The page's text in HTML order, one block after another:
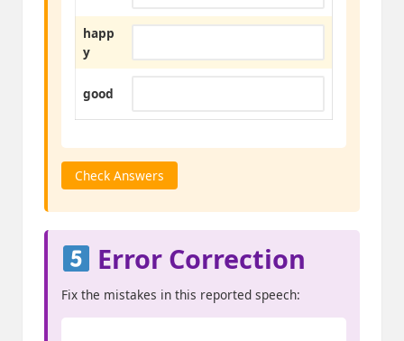
happ
y
good
Check Answers
Error Correction
Fix the mistakes in this reported speech: